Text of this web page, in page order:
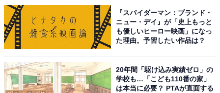
次ページ
10位までの全ランキング結果を見
『スパイダーマン：ブランド・
ニュー・デイ』が「史上もっと
も優しいヒーロー映画」になっ
た理由。予習したい作品は？
20年間「駆け込み実績ゼロ」の
学校も…「こども110番の家」
は本当に必要？ PTAが直面する